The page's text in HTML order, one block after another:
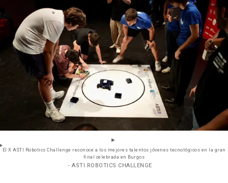
El X ASTI Robotics Challenge reconoce a los mejores talentos jóvenes tecnológicos en la gran
final celebrada en Burgos
- ASTI ROBOTICS CHALLENGE